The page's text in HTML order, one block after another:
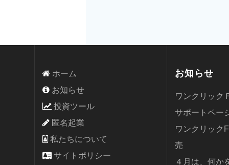
ホーム
お知らせ
投資ツール
匿名起業
私たちについて
サイトポリシー
お知らせ
ワンクリック
サポートペー
ワンクリック
売
４月は、何か